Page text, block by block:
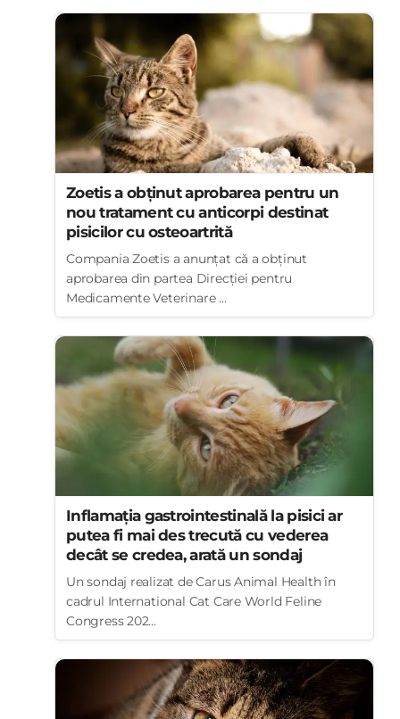
Zoetis a obținut aprobarea pentru un
nou tratament cu anticorpi destinat
pisicilor cu osteoartrită
Compania Zoetis a anunțat că a obținut
aprobarea din partea Direcției pentru
Medicamente Veterinare ...
Inflamația gastrointestinală la pisici ar
putea fi mai des trecută cu vederea
decât se credea, arată un sondaj
Un sondaj realizat de Carus Animal Health în
cadrul International Cat Care World Feline
Congress 202...